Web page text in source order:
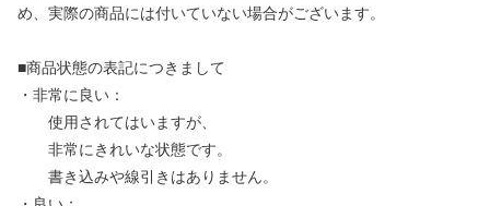
め、実際の商品には付いていない場合がございます。
■商品状態の表記につきまして
・非常に良い：
使用されてはいますが、
非常にきれいな状態です。
書き込みや線引きはありません。